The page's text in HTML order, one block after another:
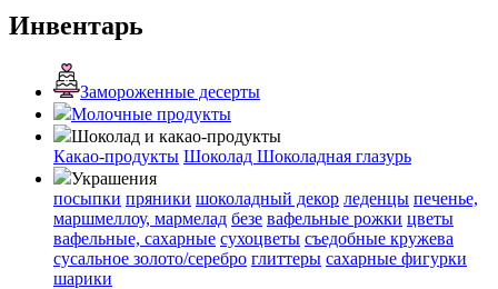
Инвентарь
Замороженные десерты
Молочные продукты
Шоколад и какао-продукты
Какао-продукты Шоколад Шоколадная глазурь
Украшения
посыпки пряники шоколадный декор леденцы печенье,
маршмеллоу, мармелад безе вафельные рожки цветы
вафельные, сахарные сухоцветы съедобные кружева
сусальное золото/серебро глиттеры сахарные фигурки
шарики